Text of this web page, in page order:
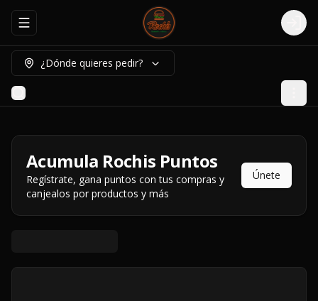
Abrir menu de navegación Login
¿Dónde quieres pedir?
Acumula Rochis Puntos
Regístrate, gana puntos con tus compras y
canjealos por productos y más
Únete